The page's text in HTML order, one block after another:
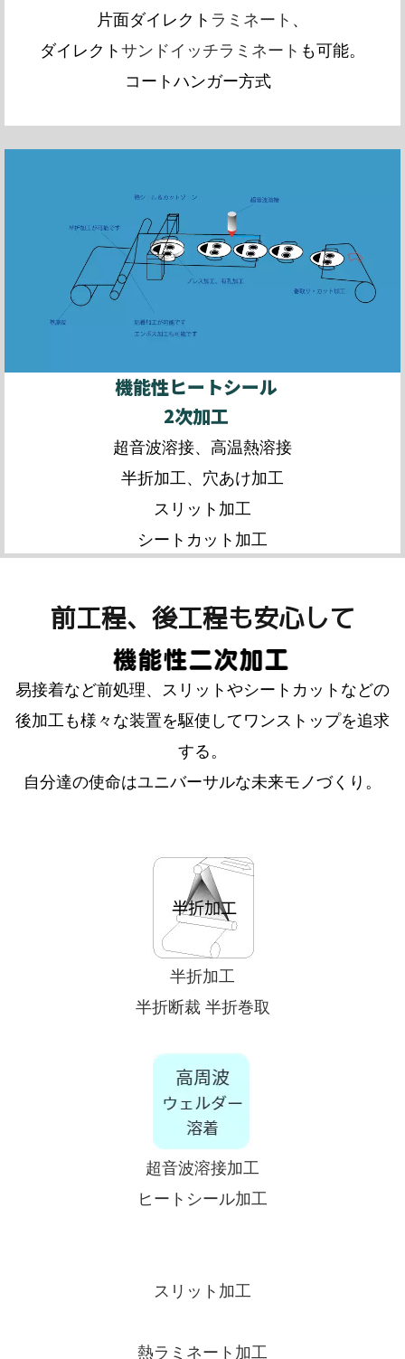
片面ダイレクト ラミネート 、
ダイレクトサンドイッチラミネート も可能。
コートハンガー方式
機能性ヒートシール
2次加工
超音波溶接、高温熱溶接
半折加工、穴あけ加工
スリット加工
シートカット加工
前工程、後工程も安心して
易接着など前処理、スリットやシートカットなどの
後加工も様々な装置を駆使してワンストップを追求
する。
自分達の使命はユニバーサルな未来モノづくり。
半折加工
半折断裁 半折巻取
超音波溶接加工
ヒートシール加工
スリット加工
熱ラミネート加工